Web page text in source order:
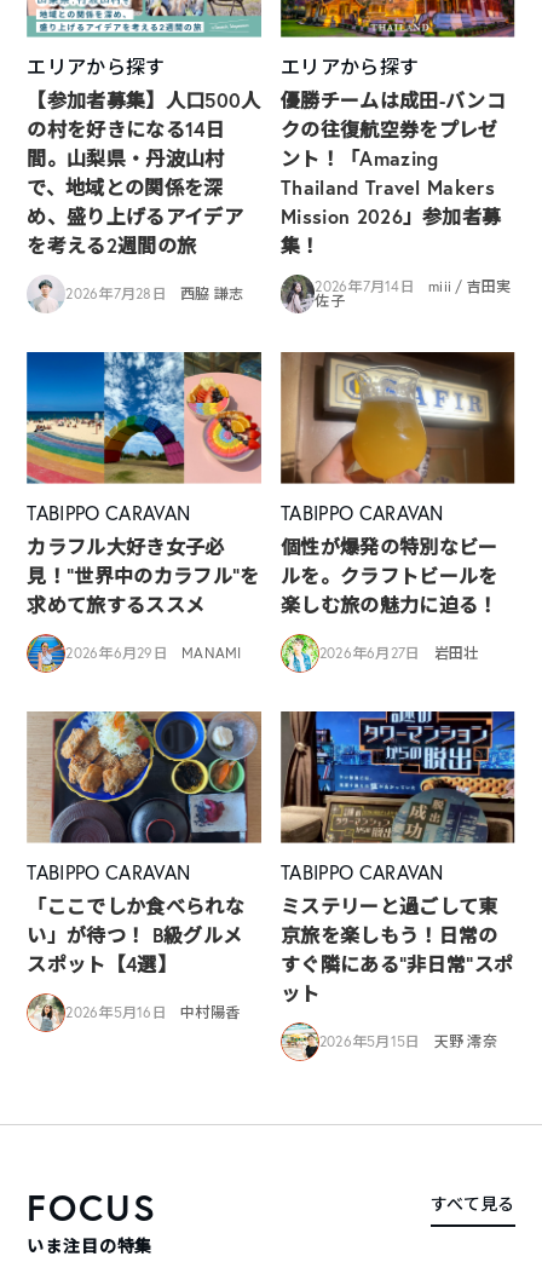
エリアから探す
【参加者募集】人口500人
の村を好きになる14日
間。山梨県・丹波山村
で、地域との関係を深
め、盛り上げるアイデア
を考える2週間の旅
2026年7月28日 西脇 謙志
エリアから探す
優勝チームは成田-バンコ
クの往復航空券をプレゼ
ント！「Amazing
Thailand Travel Makers
Mission 2026」参加者募
集！
2026年7月14日
miii / 吉田実
佐子
TABIPPO CARAVAN
カラフル大好き女子必
見！”世界中のカラフル”を
求めて旅するススメ
2026年6月29日 MANAMI
TABIPPO CARAVAN
個性が爆発の特別なビー
ルを。クラフトビールを
楽しむ旅の魅力に迫る！
2026年6月27日 岩田壮
TABIPPO CARAVAN
「ここでしか食べられな
い」が待つ！ B級グルメ
スポット【4選】
2026年5月16日 中村陽香
TABIPPO CARAVAN
ミステリーと過ごして東
京旅を楽しもう！日常の
すぐ隣にある”非日常”スポ
ット
2026年5月15日 天野 澪奈
FOCUS
いま注目の特集
すべて見る